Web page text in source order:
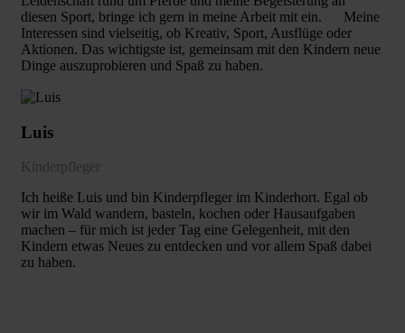
diesen Sport, bringe ich gern in meine Arbeit mit ein. Meine
Interessen sind vielseitig, ob Kreativ, Sport, Ausflüge oder
Aktionen. Das wichtigste ist, gemeinsam mit den Kindern neue
Dinge auszuprobieren und Spaß zu haben.
Luis
Kinderpfleger
Ich heiße Luis und bin Kinderpfleger im Kinderhort. Egal ob
wir im Wald wandern, basteln, kochen oder Hausaufgaben
machen – für mich ist jeder Tag eine Gelegenheit, mit den
Kindern etwas Neues zu entdecken und vor allem Spaß dabei
zu haben.